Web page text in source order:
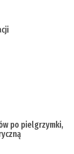
po pielgrzymki,